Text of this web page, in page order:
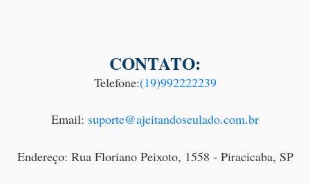
CONTATO:
Telefone:(19)992222239
Email: suporte@ajeitandoseulado.com.br
Endereço: Rua Floriano Peixoto, 1558 - Piracicaba, SP